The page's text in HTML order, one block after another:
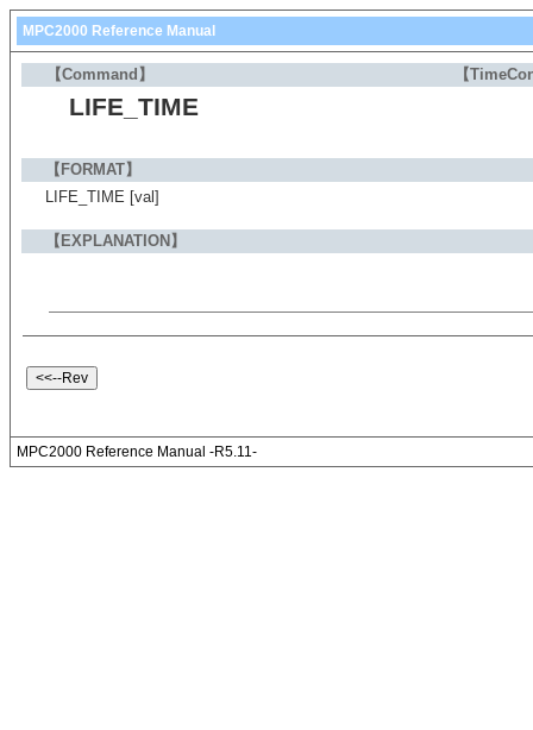
MPC2000 Reference Manual
【Command】 【
LIFE_TIME
【FORMAT】
LIFE_TIME [val]
【EXPLANATION】
MPC2000 Reference Manual -R5.11-